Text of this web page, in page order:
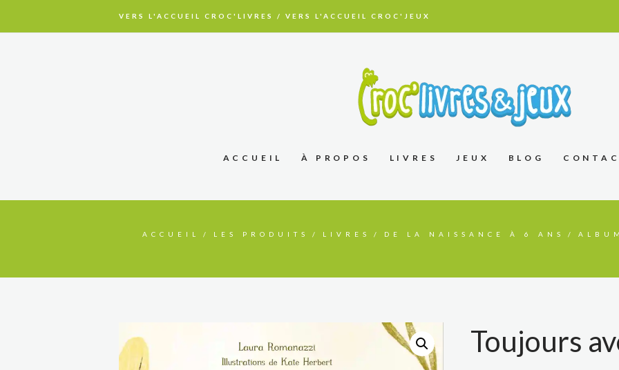
VERS L'ACCUEIL CROC'LIVRES / VERS L'ACCUEIL CROC'JEUX
ACCUEIL À PROPOS LIVRES JEUX BLOG
ACCUEIL LES PRODUITS LIVRES DE LA NAISSANCE À 6 ANS
Toujours